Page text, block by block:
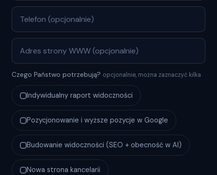
Czego Państwo potrzebują? opcjonalnie, można zaznaczyć kilka
Indywidualny raport widoczności
Pozycjonowanie i wyższe pozycje w Google
Budowanie widoczności (SEO + obecność w AI)
Nowa strona kancelarii